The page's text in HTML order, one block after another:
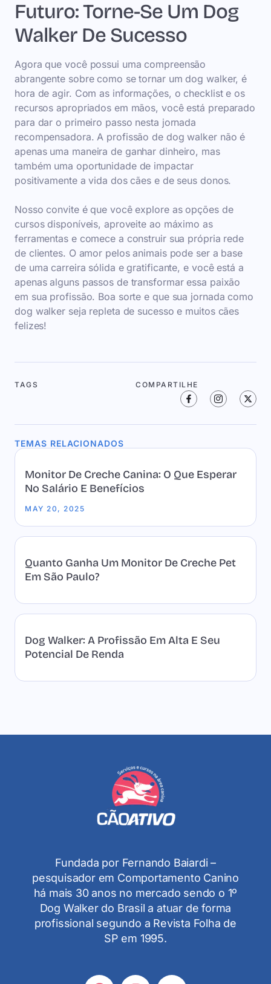
Futuro: Torne-Se Um Dog
Walker De Sucesso
Agora que você possui uma compreensão
abrangente sobre como se tornar um dog walker, é
hora de agir. Com as informações, o checklist e os
recursos apropriados em mãos, você está preparado
para dar o primeiro passo nesta jornada
recompensadora. A profissão de dog walker não é
apenas uma maneira de ganhar dinheiro, mas
também uma oportunidade de impactar
positivamente a vida dos cães e de seus donos.
Nosso convite é que você explore as opções de
cursos disponíveis, aproveite ao máximo as
ferramentas e comece a construir sua própria rede
de clientes. O amor pelos animais pode ser a base
de uma carreira sólida e gratificante, e você está a
apenas alguns passos de transformar essa paixão
em sua profissão. Boa sorte e que sua jornada como
dog walker seja repleta de sucesso e muitos cães
felizes!
TAGS COMPARTILHE
TEMAS RELACIONADOS
Monitor De Creche Canina: O Que Esperar
No Salário E Benefícios
MAY 20, 2025
Quanto Ganha Um Monitor De Creche Pet
Em São Paulo?
Dog Walker: A Profissão Em Alta E Seu
Potencial De Renda
Fundada por Fernando Baiardi –
pesquisador em Comportamento Canino
há mais 30 anos no mercado sendo o 1º
Dog Walker do Brasil a atuar de forma
profissional segundo a Revista Folha de
SP em 1995.